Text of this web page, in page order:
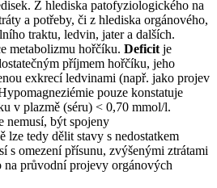
Z hlediska patofyziologického na
a potřeby, či z hlediska orgánového,
traktu, ledvin, jater a dalších.
metabolizmu hořčíku. Deficit je
příjmem hořčíku, jeho
exkrecí ledvinami (např. jako projev
pouze konstatuje
v plazmě (séru) < 0,70 mmol⁠/⁠l.
nemusí, být spojeny
lze tedy dělit stavy s nedostatkem
s omezení přísunu, zvýšenými ztrátami
na průvodní projevy orgánových